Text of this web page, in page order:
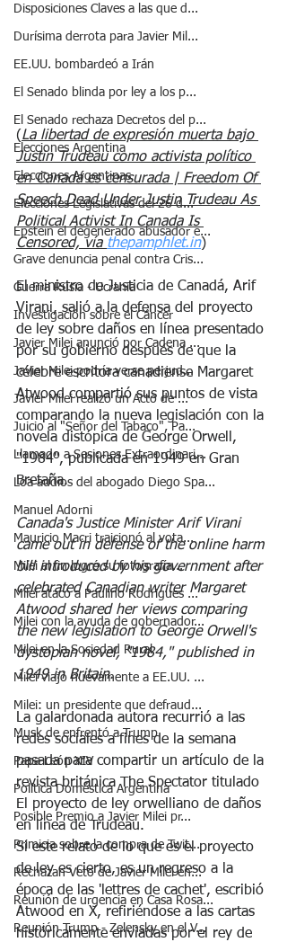
Disposiciones Claves a las que d...
Durísima derrota para Javier Mil...
EE.UU. bombardeó a Irán
El Senado blinda por ley a los p...
El Senado rechaza Decretos del p...
Elecciones Argentina
Elecciones Argentinas
Elecciones Legislativas del 26 d...
Epstein el degenerado abusador e...
Grave denuncia penal contra Cris...
Guerra Rusia - Ucrania
Investigación sobre el Cáncer
Javier Milei anunció por Cadena ...
Javier Milei podría verse perjud...
Javier Milei realizó un Acto de ...
Juicio al "Señor del Tabaco", Pa...
Llamado a Sesiones Extraordinari...
Loa audios del abogado Diego Spa...
Manuel Adorni
Mauricio Macri traicionó al vota...
Milei al fin logró su fotografía...
Milei atacó a Paulino Rodrigues ...
Milei con la ayuda de gobernador...
Milei en la Sociedad Rural
Milei viajó nuevamente a EE.UU. ...
Milei: un presidente que defraud...
Musk de enfrentó a Trump
Papa León XIV
Política Doméstica Argentina
Posible Premio a Javier Milei pr...
Primicia sobre la compra de Twit...
Rechazan Veto de Javier Milei en...
Reunión de urgencia en Casa Rosa...
Reunión Trump - Zelensky en el V...
(La libertad de expresión muerta bajo
Justin Trudeau como activista político
en Canadá es censurada | Freedom Of
Speech Dead Under Justin Trudeau As
Political Activist In Canada Is
Censored, vía thepamphlet.in)
El ministro de Justicia de Canadá, Arif
Virani, salió a la defensa del proyecto
de ley sobre daños en línea presentado
por su gobierno después de que la
célebre escritora canadiense Margaret
Atwood compartió sus puntos de vista
comparando la nueva legislación con la
novela distópica de George Orwell,
"1984", publicada en 1949 en Gran
Bretaña.
Canada's Justice Minister Arif Virani
came out in defense of the online harm
bill introduced by his government after
celebrated Canadian writer Margaret
Atwood shared her views comparing
the new legislation to George Orwell's
dystopian novel, "1984," published in
1949 in Britain.
La galardonada autora recurrió a las
redes sociales a fines de la semana
pasada para compartir un artículo de la
revista británica The Spectator titulado
El proyecto de ley orwelliano de daños
en línea de Trudeau.
Si este relato de lo que es el proyecto
de ley es cierto, es un regreso a la
época de las 'lettres de cachet', escribió
Atwood en X, refiriéndose a las cartas
históricamente enviadas por el rey de